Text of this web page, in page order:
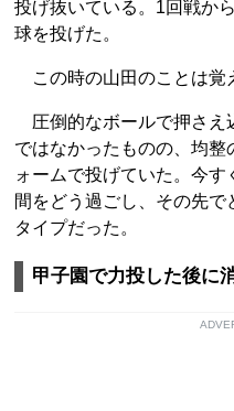
投げ抜いている。1回戦か
球を投げた。
この時の山田のことは覚
圧倒的なボールで押さえ
ではなかったものの、均整
ォームで投げていた。今
間をどう過ごし、その先
タイプだった。
甲子園で力投した後に